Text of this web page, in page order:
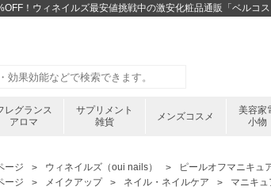
！ウィネイルズ最安値挑戦中の激安化粧品通販「ベルコス
レグランス
アロマ
サプリメント
雑貨
メンズコスメ
美容家
小物
ージ ウィネイルズ（oui nails）
ピールオフマニキュ
ージ
メイクアップ ネイル・ネイルケア マニキュ